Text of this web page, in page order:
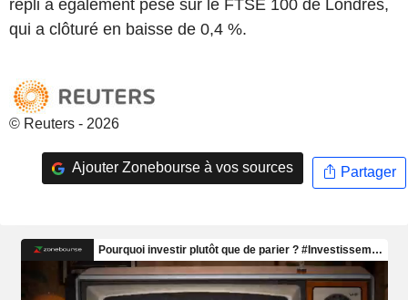
repli a également pesé sur le FTSE 100 de Londres,
qui a clôturé en baisse de 0,4 %.
© Reuters - 2026
Ajouter Zonebourse à vos sources Partager